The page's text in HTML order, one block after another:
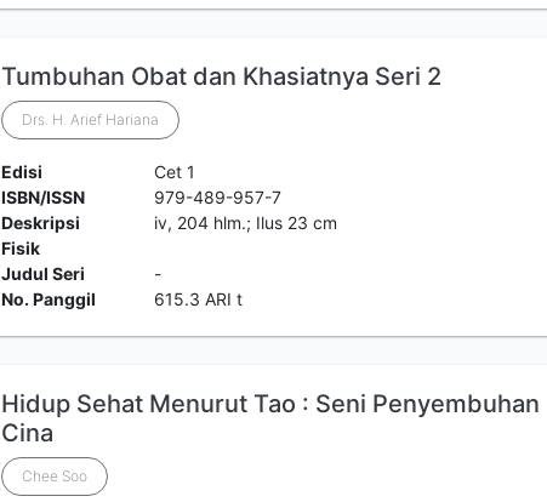
Tumbuhan Obat dan Khasiatnya Seri 2
Drs. H. Arief Hariana
Edisi
Cet 1
ISBN/ISSN
979-489-957-7
Deskripsi
Fisik
iv, 204 hlm.; Ilus 23 cm
Judul Seri
-
No. Panggil
615.3 ARI t
Hidup Sehat Menurut Tao : Seni Penyembuhan
Cina
Chee Soo